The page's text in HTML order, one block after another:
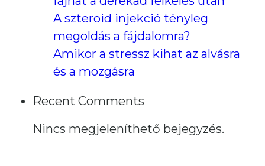
A szteroid injekció tényleg
megoldás a fájdalomra?
Amikor a stressz kihat az alvásra
és a mozgásra
Recent Comments
Nincs megjeleníthető bejegyzés.